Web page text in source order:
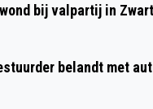
bij valpartij in
belandt met